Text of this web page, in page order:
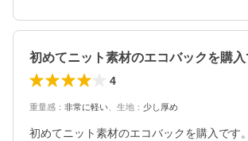
4
重量感 ： 非常に軽い 生地 ： 少し厚め
初めてニット素材のエコバックを購入です。